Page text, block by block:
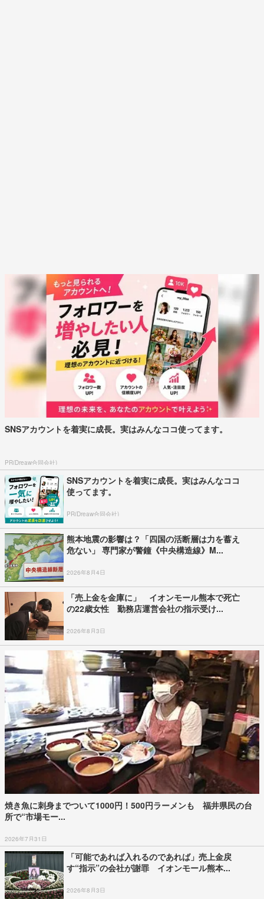
SNSアカウントを着実に成長。実はみんなココ使ってます。
PR(Dreaw合同会社)
SNSアカウントを着実に成長。実はみんなココ
使ってます。
PR(Dreaw合同会社)
熊本地震の影響は？「四国の活断層は力を蓄え
危ない」 専門家が警鐘《中央構造線》M...
2026年8月4日
「売上金を金庫に」 イオンモール熊本で死亡
の22歳女性 勤務店運営会社の指示受け...
2026年8月3日
焼き魚に刺身までついて1000円！500円ラーメンも 福井県民の台
所で“市場モー...
2026年7月31日
「可能であれば入れるのであれば」売上金戻
す“指示”の会社が謝罪 イオンモール熊本...
2026年8月3日